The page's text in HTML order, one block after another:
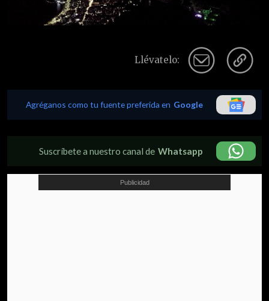
Llévatelo:
Agréganos como tu fuente preferida en Google
Suscríbete a nuestro canal de Whatsapp